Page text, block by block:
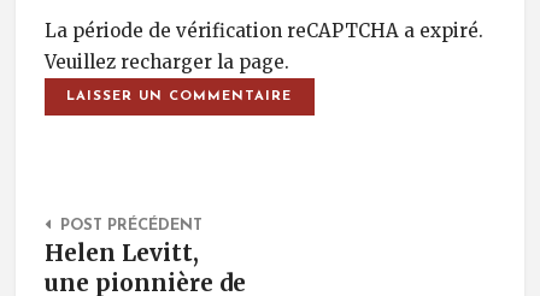
La période de vérification reCAPTCHA a expiré.
Veuillez recharger la page.
Post Navigation
POST PRÉCÉDENT
Helen Levitt,
une pionnière de